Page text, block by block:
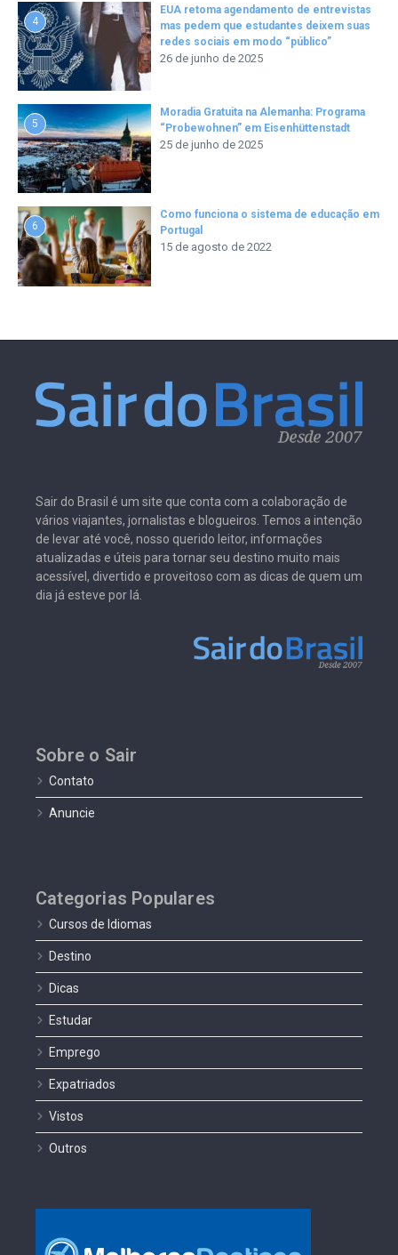
4
EUA retoma agendamento de entrevistas
mas pedem que estudantes deixem suas
redes sociais em modo “público”
26 de junho de 2025
5
Moradia Gratuita na Alemanha: Programa
“Probewohnen” em Eisenhüttenstadt
25 de junho de 2025
6
Como funciona o sistema de educação em
Portugal
15 de agosto de 2022
Sair do Brasil é um site que conta com a colaboração de
vários viajantes, jornalistas e blogueiros. Temos a intenção
de levar até você, nosso querido leitor, informações
atualizadas e úteis para tornar seu destino muito mais
acessível, divertido e proveitoso com as dicas de quem um
dia já esteve por lá.
Sobre o Sair
Contato
Anuncie
Categorias Populares
Cursos de Idiomas
Destino
Dicas
Estudar
Emprego
Expatriados
Vistos
Outros